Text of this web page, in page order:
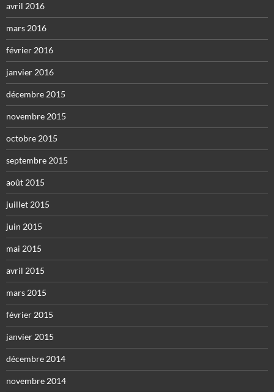
avril 2016
mars 2016
février 2016
janvier 2016
décembre 2015
novembre 2015
octobre 2015
septembre 2015
août 2015
juillet 2015
juin 2015
mai 2015
avril 2015
mars 2015
février 2015
janvier 2015
décembre 2014
novembre 2014